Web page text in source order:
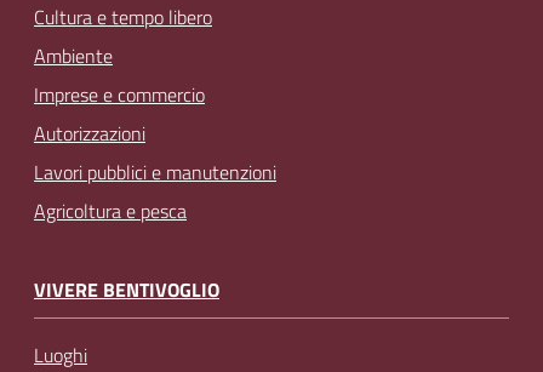
Cultura e tempo libero
Ambiente
Imprese e commercio
Autorizzazioni
Lavori pubblici e manutenzioni
Agricoltura e pesca
VIVERE BENTIVOGLIO
Luoghi